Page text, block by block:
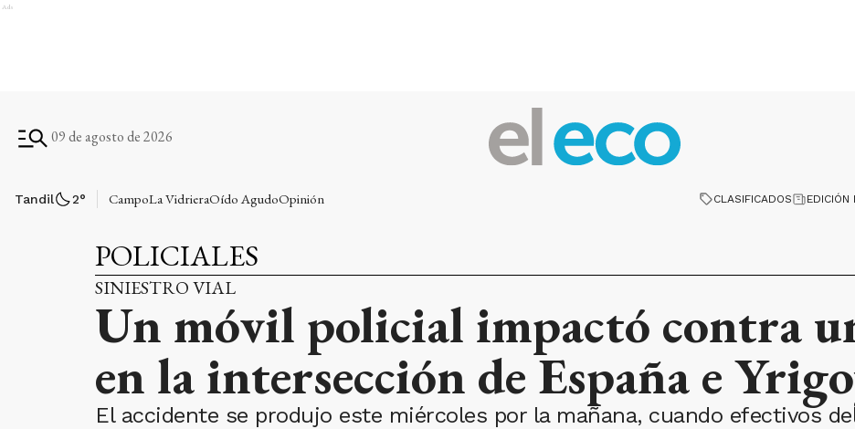
Ads
09 de agosto de 2026
Tandil 2° CampoLa VidrieraOído AgudoOpinión CLASIFICADOS EDICIÓN
POLICIALES
SINIESTRO VIAL
Un móvil policial impactó contra
en la intersección de España e
El accidente se produjo este miércoles por la mañana, cuando efectivos